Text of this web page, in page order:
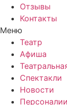
Отзывы
Контакты
Меню
Театр
Афиша
Спектакли
Новости
Персоналии